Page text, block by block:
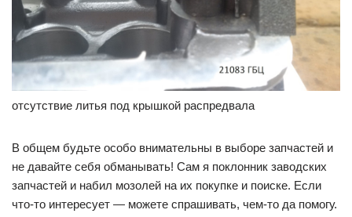
отсутствие литья под крышкой распредвала
В общем будьте особо внимательны в выборе запчастей и
не давайте себя обманывать! Сам я поклонник заводских
запчастей и набил мозолей на их покупке и поиске. Если
что-то интересует — можете спрашивать, чем-то да помогу.